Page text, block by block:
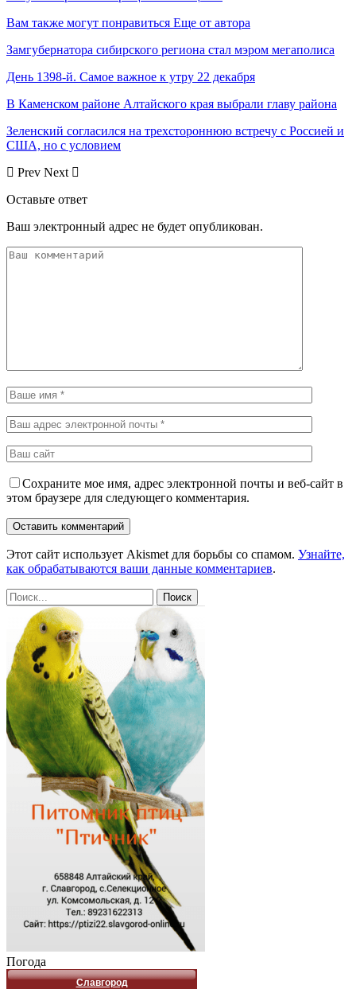
Вам также могут понравиться Еще от автора
Замгубернатора сибирского региона стал мэром мегаполиса
День 1398-й. Самое важное к утру 22 декабря
В Каменском районе Алтайского края выбрали главу района
Зеленский согласился на трехстороннюю встречу с Россией и
США, но с условием
Prev Next
Оставьте ответ
Ваш электронный адрес не будет опубликован.
Сохраните мое имя, адрес электронной почты и веб-сайт в
этом браузере для следующего комментария.
Этот сайт использует Akismet для борьбы со спамом. Узнайте,
как обрабатываются ваши данные комментариев.
Погода
Славгород